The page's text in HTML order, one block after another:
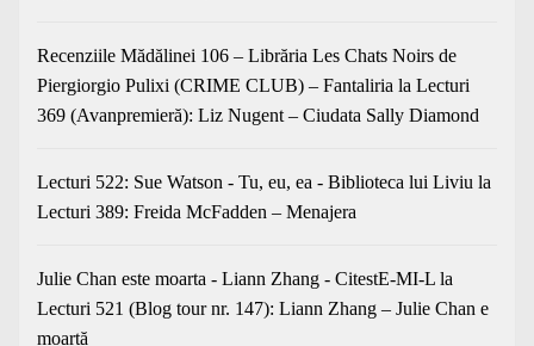
Recenziile Mădălinei 106 – Librăria Les Chats Noirs de
Piergiorgio Pulixi (CRIME CLUB) – Fantaliria la Lecturi
369 (Avanpremieră): Liz Nugent – Ciudata Sally Diamond
Lecturi 522: Sue Watson - Tu, eu, ea - Biblioteca lui Liviu la
Lecturi 389: Freida McFadden – Menajera
Julie Chan este moarta - Liann Zhang - CitestE-MI-L la
Lecturi 521 (Blog tour nr. 147): Liann Zhang – Julie Chan e
moartă